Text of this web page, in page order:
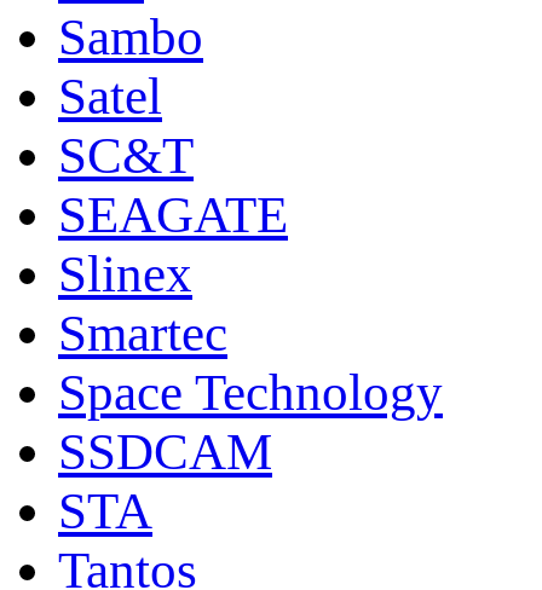
Sambo
Satel
SC&T
SEAGATE
Slinex
Smartec
Space Technology
SSDCAM
STA
Tantos